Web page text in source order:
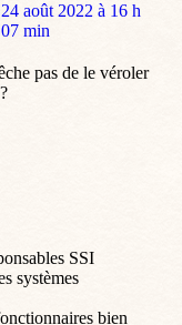
dit
:
24 août 2022 à 16 h
07 min
pas de le véroler
SSI
systèmes
bien